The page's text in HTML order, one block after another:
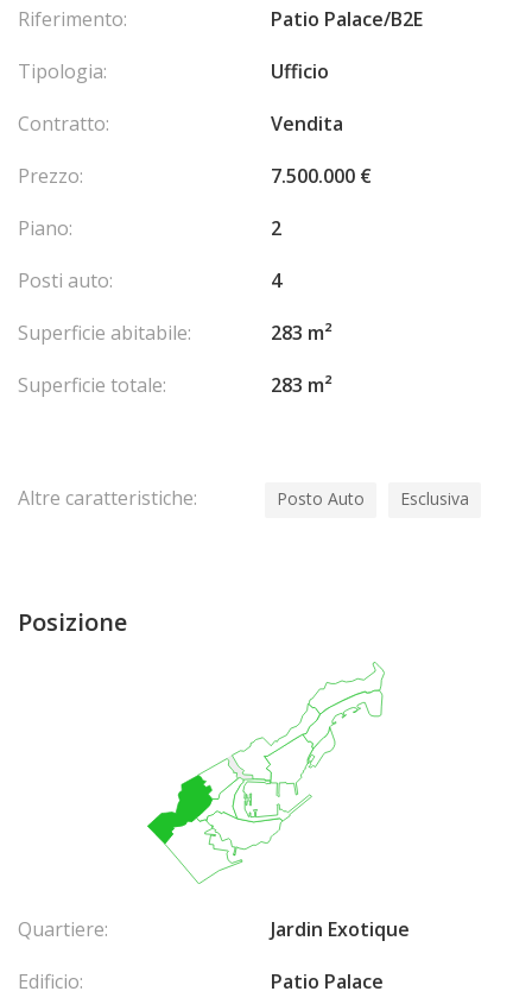
Riferimento:
Patio Palace/B2E
Tipologia:
Ufficio
Contratto:
Vendita
Prezzo:
7.500.000 €
Piano:
2
Posti auto:
4
Superficie abitabile:
283 m²
Superficie totale:
283 m²
Altre caratteristiche: Posto Auto Esclusiva
Posizione
Quartiere:
Jardin Exotique
Edificio:
Patio Palace